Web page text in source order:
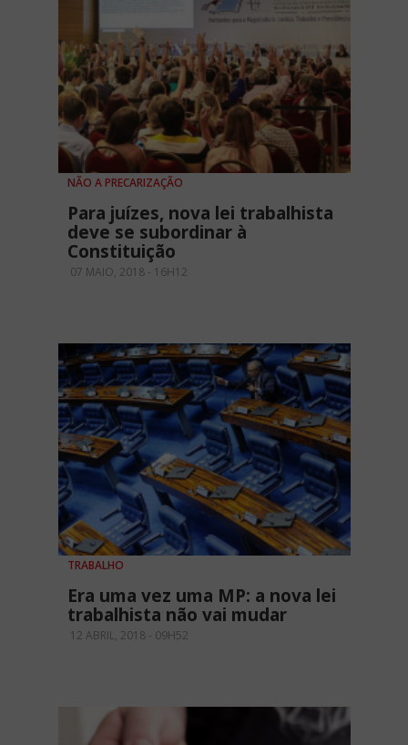
NÃO A PRECARIZAÇÃO
Para juízes, nova lei trabalhista
deve se subordinar à
Constituição
07 MAIO, 2018 - 16H12
TRABALHO
Era uma vez uma MP: a nova lei
trabalhista não vai mudar
12 ABRIL, 2018 - 09H52